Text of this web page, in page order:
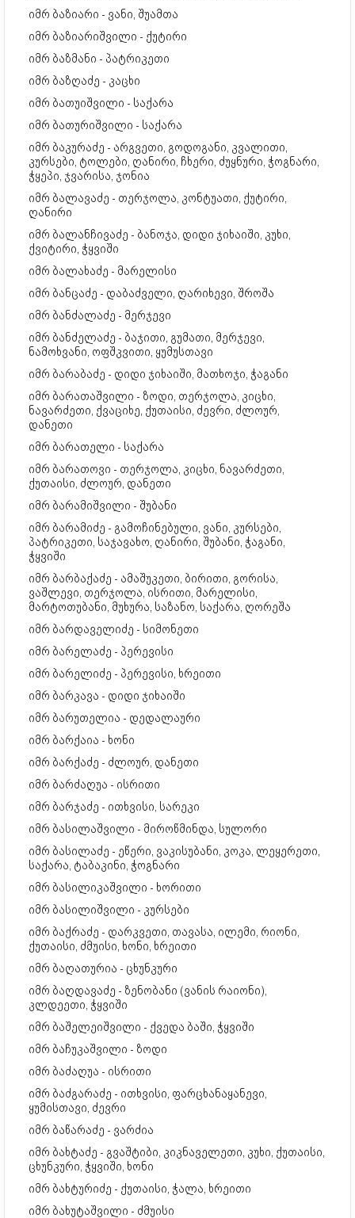
იმრ ბაზიარი - ვანი, შუამთა
იმრ ბაზიარიშვილი - ქუტირი
იმრ ბაზმანი - პატრიკეთი
იმრ ბაზღაძე - კაცხი
იმრ ბათუიშვილი - საქარა
იმრ ბათურიშვილი - საქარა
იმრ ბაკურაძე - არგვეთი, გოდოგანი, კვალითი,
კურსები, ტოლები, ღანირი, ჩხერი, ძუყნური, ჭოგნარი,
ჭყეპი, ჯვარისა, ჯონია
იმრ ბალავაძე - თერჯოლა, კონტუათი, ქუტირი,
ღანირი
იმრ ბალანჩივაძე - ბანოჯა, დიდი ჯიხაიში, კუხი,
ქვიტირი, ჭყვიში
იმრ ბალახაძე - მარელისი
იმრ ბანცაძე - დაბაძველი, ღარიხევი, შროშა
იმრ ბანძალაძე - მერჯევი
იმრ ბანძელაძე - ბაჯითი, გუმათი, მერჯევი,
ნამოხვანი, ოფშკვითი, ყუმუსთავი
იმრ ბარაბაძე - დიდი ჯიხაიში, მათხოჯი, ჭაგანი
იმრ ბარათაშვილი - ზოდი, თერჯოლა, კიცხი,
ნავარძეთი, ქვაციხე, ქუთაისი, ძევრი, ძლოურ,
დანეთი
იმრ ბარათელი - საქარა
იმრ ბარათოვი - თერჯოლა, კიცხი, ნავარძეთი,
ქუთაისი, ძლოურ, დანეთი
იმრ ბარამიშვილი - შუბანი
იმრ ბარამიძე - გამოჩინებული, ვანი, კურსები,
პატრიკეთი, საჯავახო, ღანირი, შუბანი, ჭაგანი,
ჭყვიში
იმრ ბარბაქაძე - ამაშუკეთი, ბირითი, გორისა,
ვაშლევი, თერჯოლა, ისრითი, მარელისი,
მარტოთუბანი, მუხურა, საზანო, საქარა, ღორეშა
იმრ ბარდაველიძე - სიმონეთი
იმრ ბარელაძე - პერევისი
იმრ ბარელიძე - პერევისი, ხრეითი
იმრ ბარკავა - დიდი ჯიხაიში
იმრ ბარუთელია - დედალაური
იმრ ბარქაია - ხონი
იმრ ბარქაძე - ძლოურ, დანეთი
იმრ ბარძაღუა - ისრითი
იმრ ბარჯაძე - ითხვისი, სარეკი
იმრ ბასილაშვილი - მიროწმინდა, სულორი
იმრ ბასილაძე - ეწერი, ვაკისუბანი, კოკა, ლეყერეთი,
საქარა, ტაბაკინი, ჭოგნარი
იმრ ბასილიკაშვილი - ხორითი
იმრ ბასილიშვილი - კურსები
იმრ ბაქრაძე - დარკვეთი, თავასა, ილემი, რიონი,
ქუთაისი, ძმუისი, ხონი, ხრეითი
იმრ ბაღათურია - ცხუნკური
იმრ ბაღდავაძე - ზენობანი (ვანის რაიონი),
კლდეეთი, ჭყვიში
იმრ ბაშელეიშვილი - ქვედა ბაში, ჭყვიში
იმრ ბაჩუკაშვილი - ზოდი
იმრ ბაძაღუა - ისრითი
იმრ ბაძგარაძე - ითხვისი, ფარცხანაყანევი,
ყუმისთავი, ძევრი
იმრ ბაწარაძე - ვარძია
იმრ ბახტაძე - გვაშტიბი, კიკნაველეთი, კუხი, ქუთაისი,
ცხუნკური, ჭყვიში, ხონი
იმრ ბახტურიძე - ქუთაისი, ჭალა, ხრეითი
იმრ ბახუტაშვილი - ძმუისი